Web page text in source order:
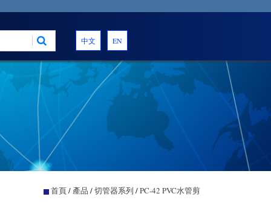
中文 EN
首頁/ 產品 /切管器系列 /PC-42 PVC水管剪